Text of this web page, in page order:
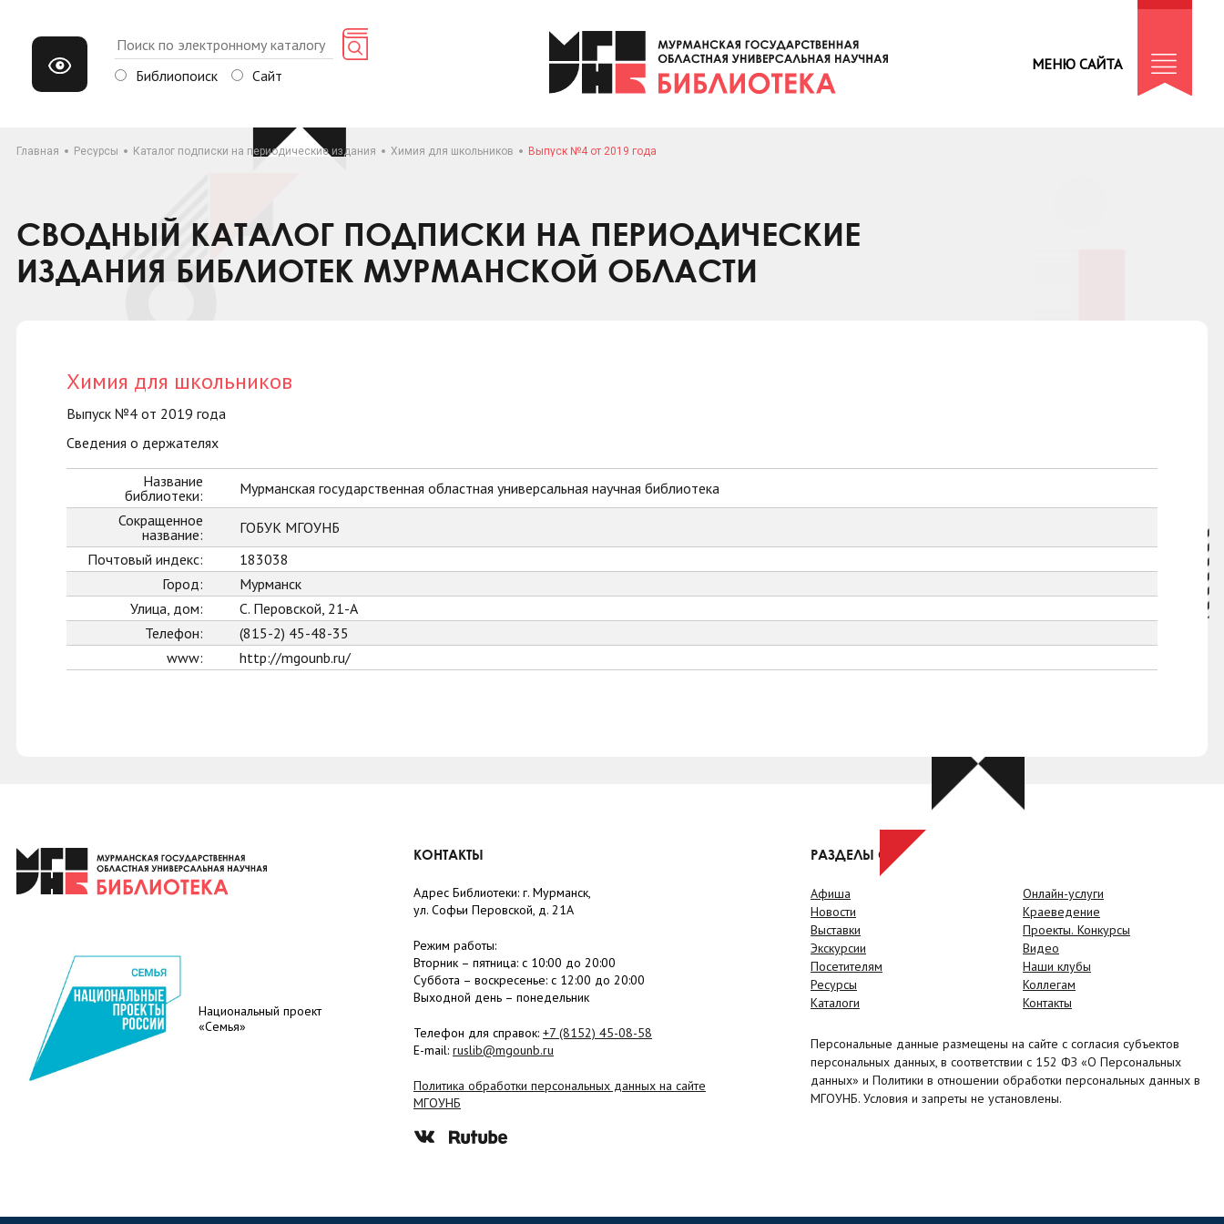
Библиопоиск Сайт
МЕНЮ САЙТА
Главная Ресурсы Каталог подписки на периодические издания Химия для школьников Выпуск №4 от 2019 года
СВОДНЫЙ КАТАЛОГ ПОДПИСКИ НА ПЕРИОДИЧЕСКИЕ
ИЗДАНИЯ БИБЛИОТЕК МУРМАНСКОЙ ОБЛАСТИ
Химия для школьников
Выпуск №4 от 2019 года
Сведения о держателях
Название
библиотеки:
Мурманская государственная областная универсальная научная библиотека
Сокращенное
название:
ГОБУК МГОУНБ
Почтовый индекс:
183038
Город:
Мурманск
Улица, дом:
С. Перовской, 21-А
Телефон:
(815-2) 45-48-35
www:
http://mgounb.ru/
Национальный проект
«Семья»
КОНТАКТЫ
Адрес Библиотеки: г. Мурманск,
ул. Софьи Перовской, д. 21А
Режим работы:
Вторник – пятница: с 10:00 до 20:00
Суббота – воскресенье: c 12:00 до 20:00
Выходной день – понедельник
Телефон для справок: +7 (8152) 45-08-58
E-mail: ruslib@mgounb.ru
Политика обработки персональных данных на сайте
МГОУНБ
РАЗДЕЛЫ САЙТА
Афиша
Новости
Выставки
Экскурсии
Посетителям
Ресурсы
Каталоги
Онлайн-услуги
Краеведение
Проекты. Конкурсы
Видео
Наши клубы
Коллегам
Контакты
Персональные данные размещены на сайте с согласия субъектов
персональных данных, в соответствии с 152 ФЗ «О Персональных
данных» и Политики в отношении обработки персональных данных в
МГОУНБ. Условия и запреты не установлены.